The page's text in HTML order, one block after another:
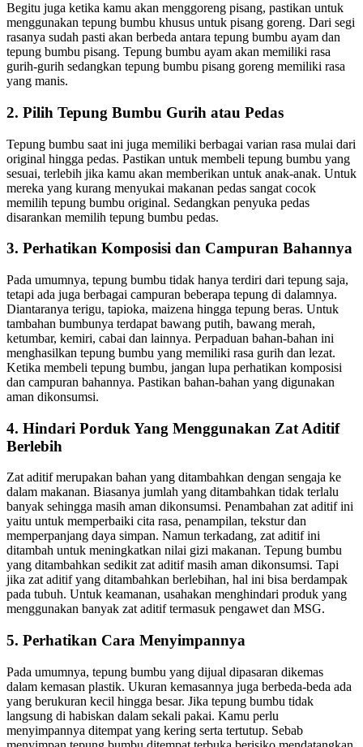
Begitu juga ketika kamu akan menggoreng pisang, pastikan untuk
menggunakan tepung bumbu khusus untuk pisang goreng. Dari segi
rasanya sudah pasti akan berbeda antara tepung bumbu ayam dan
tepung bumbu pisang. Tepung bumbu ayam akan memiliki rasa
gurih-gurih sedangkan tepung bumbu pisang goreng memiliki rasa
yang manis.
2. Pilih Tepung Bumbu Gurih atau Pedas
Tepung bumbu saat ini juga memiliki berbagai varian rasa mulai dari
original hingga pedas. Pastikan untuk membeli tepung bumbu yang
sesuai, terlebih jika kamu akan memberikan untuk anak-anak. Untuk
mereka yang kurang menyukai makanan pedas sangat cocok
memilih tepung bumbu original. Sedangkan penyuka pedas
disarankan memilih tepung bumbu pedas.
3. Perhatikan Komposisi dan Campuran Bahannya
Pada umumnya, tepung bumbu tidak hanya terdiri dari tepung saja,
tetapi ada juga berbagai campuran beberapa tepung di dalamnya.
Diantaranya terigu, tapioka, maizena hingga tepung beras. Untuk
tambahan bumbunya terdapat bawang putih, bawang merah,
ketumbar, kemiri, cabai dan lainnya. Perpaduan bahan-bahan ini
menghasilkan tepung bumbu yang memiliki rasa gurih dan lezat.
Ketika membeli tepung bumbu, jangan lupa perhatikan komposisi
dan campuran bahannya. Pastikan bahan-bahan yang digunakan
aman dikonsumsi.
4. Hindari Porduk Yang Menggunakan Zat Aditif
Berlebih
Zat aditif merupakan bahan yang ditambahkan dengan sengaja ke
dalam makanan. Biasanya jumlah yang ditambahkan tidak terlalu
banyak sehingga masih aman dikonsumsi. Penambahan zat aditif ini
yaitu untuk memperbaiki cita rasa, penampilan, tekstur dan
memperpanjang daya simpan. Namun terkadang, zat aditif ini
ditambah untuk meningkatkan nilai gizi makanan. Tepung bumbu
yang ditambahkan sedikit zat aditif masih aman dikonsumsi. Tapi
jika zat aditif yang ditambahkan berlebihan, hal ini bisa berdampak
pada tubuh. Untuk keamanan, usahakan menghindari produk yang
menggunakan banyak zat aditif termasuk pengawet dan MSG.
5. Perhatikan Cara Menyimpannya
Pada umumnya, tepung bumbu yang dijual dipasaran dikemas
dalam kemasan plastik. Ukuran kemasannya juga berbeda-beda ada
yang berukuran kecil hingga besar. Jika tepung bumbu tidak
langsung di habiskan dalam sekali pakai. Kamu perlu
menyimpannya ditempat yang kering serta tertutup. Sebab